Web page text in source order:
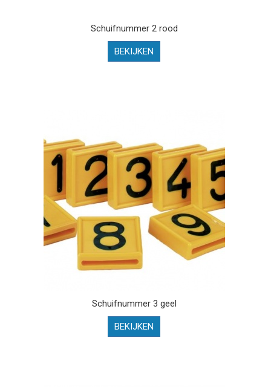
Schuifnummer 2 rood
BEKIJKEN
Schuifnummer 3 geel
BEKIJKEN